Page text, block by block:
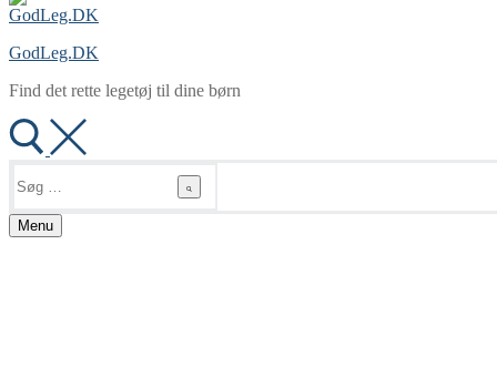
GodLeg.DK
Find det rette legetøj til dine børn
efter:
Menu